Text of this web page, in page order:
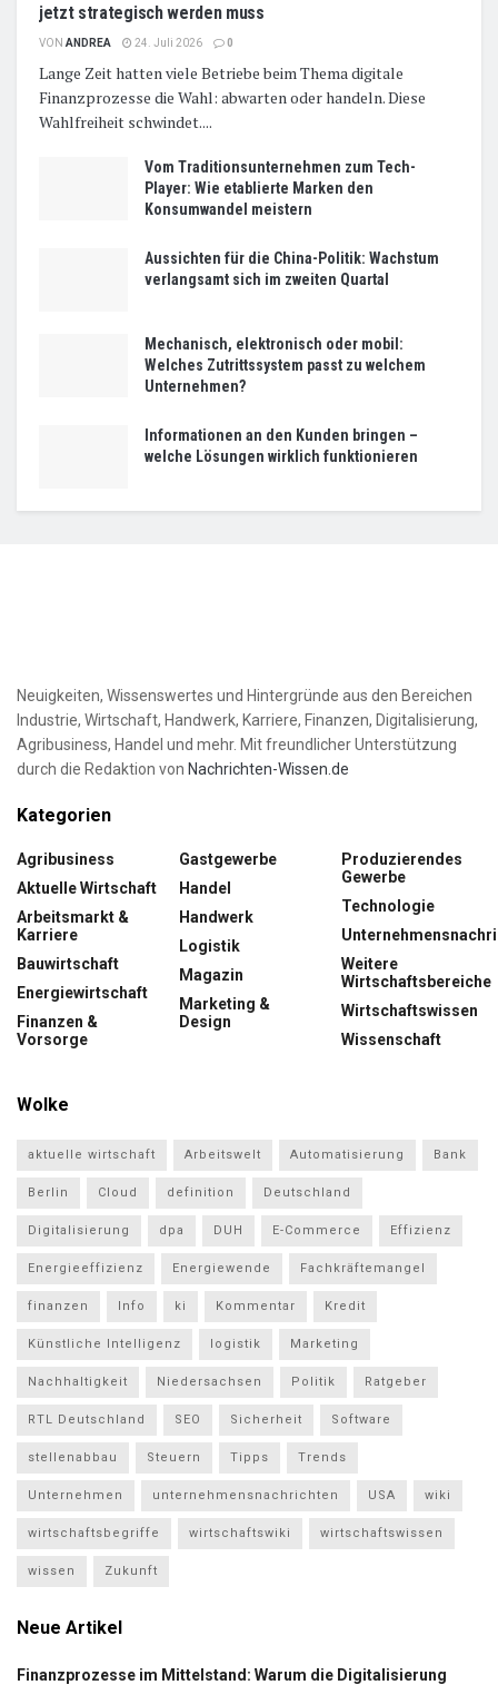
jetzt strategisch werden muss
VON ANDREA 24. Juli 2026 0
Lange Zeit hatten viele Betriebe beim Thema digitale
Finanzprozesse die Wahl: abwarten oder handeln. Diese
Wahlfreiheit schwindet....
Vom Traditionsunternehmen zum Tech-
Player: Wie etablierte Marken den
Konsumwandel meistern
Aussichten für die China-Politik: Wachstum
verlangsamt sich im zweiten Quartal
Mechanisch, elektronisch oder mobil:
Welches Zutrittssystem passt zu welchem
Unternehmen?
Informationen an den Kunden bringen –
welche Lösungen wirklich funktionieren
Neuigkeiten, Wissenswertes und Hintergründe aus den Bereichen
Industrie, Wirtschaft, Handwerk, Karriere, Finanzen, Digitalisierung,
Agribusiness, Handel und mehr. Mit freundlicher Unterstützung
durch die Redaktion von Nachrichten-Wissen.de
Kategorien
Agribusiness
Aktuelle Wirtschaft
Arbeitsmarkt &
Karriere
Bauwirtschaft
Energiewirtschaft
Finanzen &
Vorsorge
Gastgewerbe
Handel
Handwerk
Logistik
Magazin
Marketing &
Design
Produzierendes
Gewerbe
Technologie
Weitere
Wirtschaftsbereiche
Wirtschaftswissen
Wissenschaft
Wolke
aktuelle wirtschaft Arbeitswelt Automatisierung Bank
Berlin Cloud definition Deutschland
Digitalisierung dpa DUH E-Commerce Effizienz
Energieeffizienz Energiewende Fachkräftemangel
finanzen Info ki Kommentar Kredit
Künstliche Intelligenz logistik Marketing
Nachhaltigkeit Niedersachsen Politik Ratgeber
RTL Deutschland SEO Sicherheit Software
stellenabbau Steuern Tipps Trends
Unternehmen unternehmensnachrichten USA wiki
wirtschaftsbegriffe wirtschaftswiki wirtschaftswissen
wissen Zukunft
Neue Artikel
Finanzprozesse im Mittelstand: Warum die Digitalisierung